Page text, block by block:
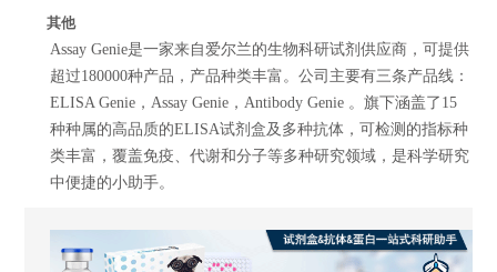
其他
Assay Genie是一家来自爱尔兰的生物科研试剂供应商，可提供
超过180000种产品，产品种类丰富。公司主要有三条产品线：
ELISA Genie，Assay Genie，Antibody Genie 。旗下涵盖了15
种种属的高品质的ELISA试剂盒及多种抗体，可检测的指标种
类丰富，覆盖免疫、代谢和分子等多种研究领域，是科学研究
中便捷的小助手。